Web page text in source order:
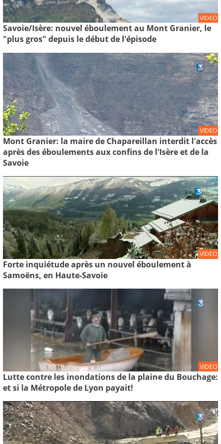
VIDEO
Savoie/Isère: nouvel éboulement au Mont Granier, le
"plus gros" depuis le début de l'épisode
VIDEO
Mont Granier: la maire de Chapareillan interdit l'accès
après des éboulements aux confins de l'Isère et de la
Savoie
VIDEO
Forte inquiétude après un nouvel éboulement à
Samoëns, en Haute-Savoie
VIDEO
Lutte contre les inondations de la plaine du Bouchage:
et si la Métropole de Lyon payait!